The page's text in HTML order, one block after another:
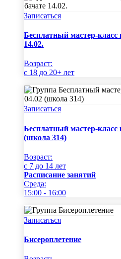
Записаться
Бесплатный мастер-класс
14.02.
Возраст:
c 18 до 20+ лет
Записаться
Бесплатный мастер-
(школа 314)
Возраст:
c 7 до 14 лет
Расписание занятий
Среда:
15:00 - 16:00
Записаться
Бисероплетение